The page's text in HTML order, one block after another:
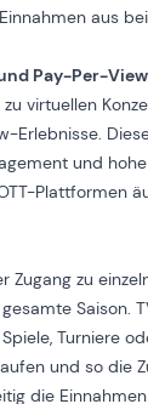
aus
Pay-Per-
virtuellen
Erlebnisse.
und
Plattformen
Zugang zu
Saison.
Turniere
und so die
die